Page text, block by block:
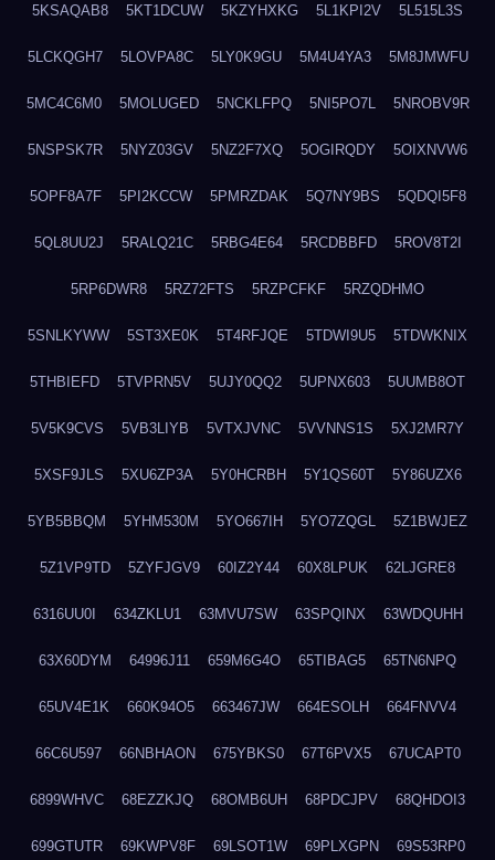
5KSAQAB8 5KT1DCUW 5KZYHXKG 5L1KPI2V 5L515L3S
5LCKQGH7 5LOVPA8C 5LY0K9GU 5M4U4YA3 5M8JMWFU
5MC4C6M0 5MOLUGED 5NCKLFPQ 5NI5PO7L 5NROBV9R
5NSPSK7R 5NYZ03GV 5NZ2F7XQ 5OGIRQDY 5OIXNVW6
5OPF8A7F 5PI2KCCW 5PMRZDAK 5Q7NY9BS 5QDQI5F8
5QL8UU2J 5RALQ21C 5RBG4E64 5RCDBBFD 5ROV8T2I
5RP6DWR8 5RZ72FTS 5RZPCFKF 5RZQDHMO
5SNLKYWW 5ST3XE0K 5T4RFJQE 5TDWI9U5 5TDWKNIX
5THBIEFD 5TVPRN5V 5UJY0QQ2 5UPNX603 5UUMB8OT
5V5K9CVS 5VB3LIYB 5VTXJVNC 5VVNNS1S 5XJ2MR7Y
5XSF9JLS 5XU6ZP3A 5Y0HCRBH 5Y1QS60T 5Y86UZX6
5YB5BBQM 5YHM530M 5YO667IH 5YO7ZQGL 5Z1BWJEZ
5Z1VP9TD 5ZYFJGV9 60IZ2Y44 60X8LPUK 62LJGRE8
6316UU0I 634ZKLU1 63MVU7SW 63SPQINX 63WDQUHH
63X60DYM 64996J11 659M6G4O 65TIBAG5 65TN6NPQ
65UV4E1K 660K94O5 663467JW 664ESOLH 664FNVV4
66C6U597 66NBHAON 675YBKS0 67T6PVX5 67UCAPT0
6899WHVC 68EZZKJQ 68OMB6UH 68PDCJPV 68QHDOI3
699GTUTR 69KWPV8F 69LSOT1W 69PLXGPN 69S53RP0